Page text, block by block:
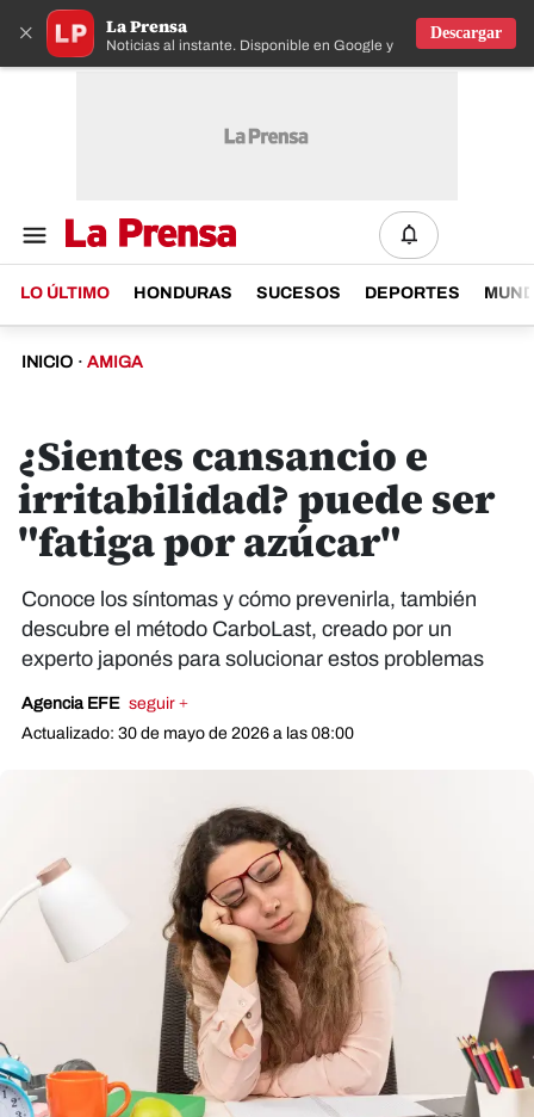
× La Prensa
Noticias al instante. Disponible en Google y IOS
Descargar
LO ÚLTIMO HONDURAS SUCESOS DEPORTES
INICIO · AMIGA
¿Sientes cansancio e
irritabilidad? puede ser
"fatiga por azúcar"
Conoce los síntomas y cómo prevenirla, también
descubre el método CarboLast, creado por un
experto japonés para solucionar estos problemas
Agencia EFE seguir +
Actualizado: 30 de mayo de 2026 a las 08:00